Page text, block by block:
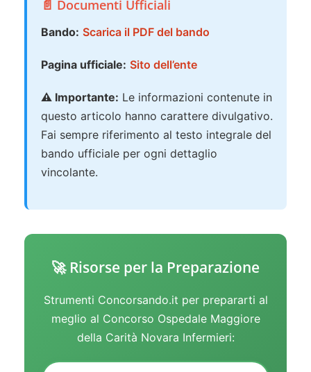
📄 Documenti Ufficiali
Bando: Scarica il PDF del bando
Pagina ufficiale: Sito dell’ente
⚠️ Importante: Le informazioni contenute in
questo articolo hanno carattere divulgativo.
Fai sempre riferimento al testo integrale del
bando ufficiale per ogni dettaglio
vincolante.
🚀 Risorse per la Preparazione
Strumenti Concorsando.it per prepararti al
meglio al Concorso Ospedale Maggiore
della Carità Novara Infermieri: